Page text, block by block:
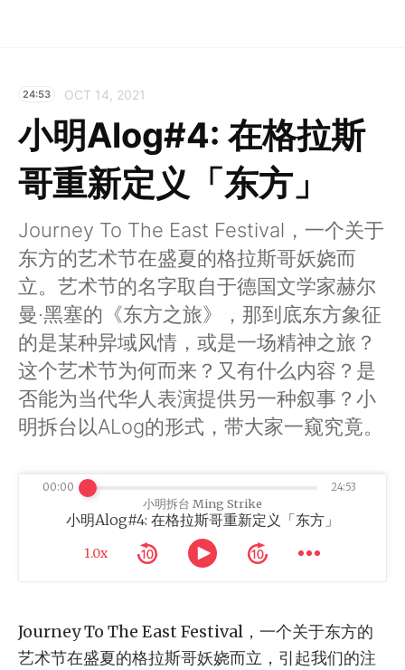
24:53 OCT 14, 2021
小明Alog#4: 在格拉斯
哥重新定义「东方」
Journey To The East Festival，一个关于
东方的艺术节在盛夏的格拉斯哥妖娆而
立。艺术节的名字取自于德国文学家赫尔
曼·黑塞的《东方之旅》，那到底东方象征
的是某种异域风情，或是一场精神之旅？
这个艺术节为何而来？又有什么内容？是
否能为当代华人表演提供另一种叙事？小
明拆台以ALog的形式，带大家一窥究竟。
小明拆台 Ming Strike
小明Alog#4: 在格拉斯哥重新定义「东方」
1.0x
00:00 24:53
Journey To The East Festival，一个关于东方的
艺术节在盛夏的格拉斯哥妖娆而立，引起我们的注